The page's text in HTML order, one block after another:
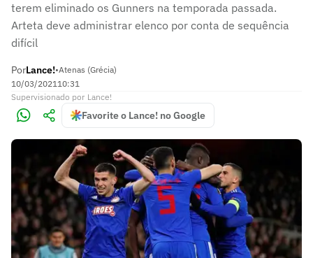
terem eliminado os Gunners na temporada passada.
Arteta deve administrar elenco por conta de sequência
difícil
PorLance!•Atenas (Grécia)
10/03/202110:31
Supervisionado por Lance!
Favorite o Lance! no Google